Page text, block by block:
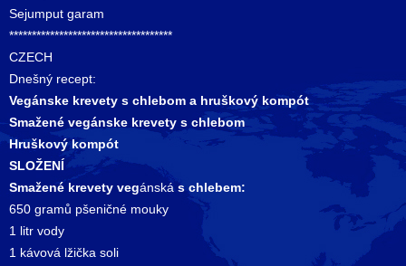
Sejumput garam
************************************
CZECH
Dnešný recept:
Vegánske krevety s chlebom a hruškový kompót
Smažené vegánske krevety s chlebom
Hruškový kompót
SLOŽENÍ
Smažené krevety vegánská s chlebem:
650 gramů pšeničné mouky
1 litr vody
1 kávová lžička soli